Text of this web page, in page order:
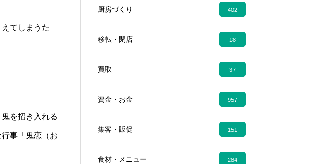
てしまうた
を招き入れる
事「鬼恋（お
厨房づくり 402
移転・閉店 18
買取 37
資金・お金 957
集客・販促 151
食材・メニュー 284